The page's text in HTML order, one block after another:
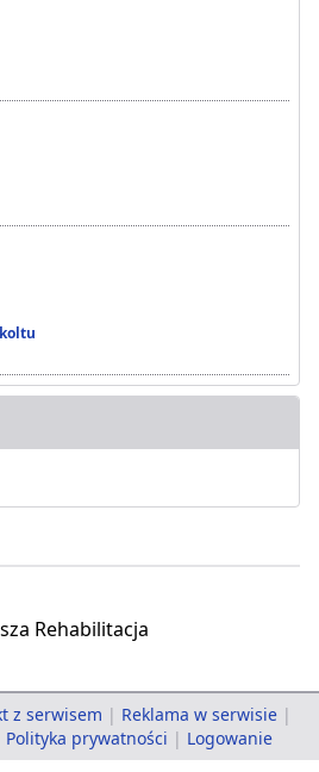
z serwisem | Reklama w serwisie |
Polityka prywatności | Logowanie